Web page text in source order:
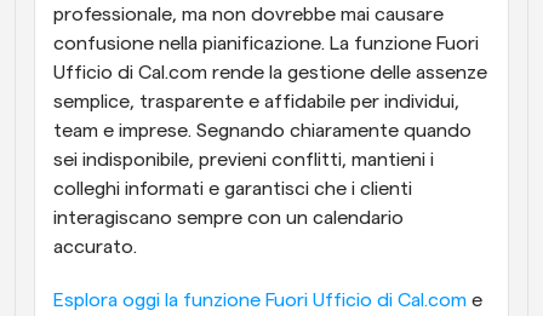
professionale, ma non dovrebbe mai causare
confusione nella pianificazione. La funzione Fuori
Ufficio di Cal.com rende la gestione delle assenze
semplice, trasparente e affidabile per individui,
team e imprese. Segnando chiaramente quando
sei indisponibile, previeni conflitti, mantieni i
colleghi informati e garantisci che i clienti
interagiscano sempre con un calendario
accurato.
Esplora oggi la funzione Fuori Ufficio di Cal.com e